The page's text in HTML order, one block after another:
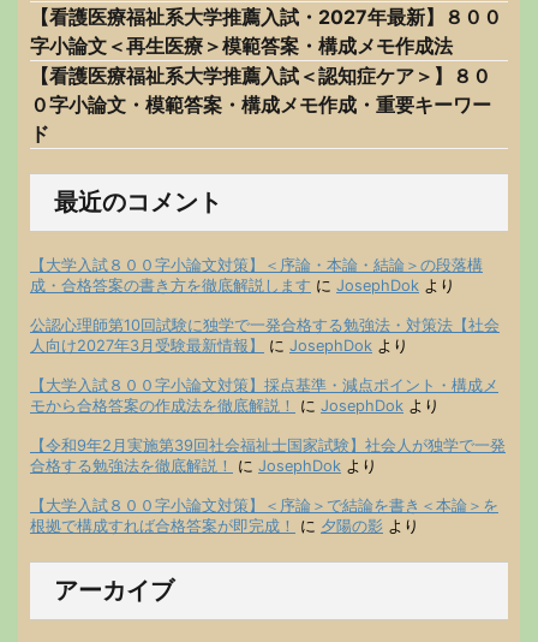
【看護医療福祉系大学推薦入試・2027年最新】８００
字小論文＜再生医療＞模範答案・構成メモ作成法
【看護医療福祉系大学推薦入試＜認知症ケア＞】８０
０字小論文・模範答案・構成メモ作成・重要キーワー
ド
最近のコメント
【大学入試８００字小論文対策】＜序論・本論・結論＞の段落構
成・合格答案の書き方を徹底解説します に JosephDok より
公認心理師第10回試験に独学で一発合格する勉強法・対策法【社会
人向け2027年3月受験最新情報】
に JosephDok より
【大学入試８００字小論文対策】採点基準・減点ポイント・構成メ
モから合格答案の作成法を徹底解説！
に JosephDok より
【令和9年2月実施第39回社会福祉士国家試験】社会人が独学で一発
合格する勉強法を徹底解説！
に JosephDok より
【大学入試８００字小論文対策】＜序論＞で結論を書き＜本論＞を
根拠で構成すれば合格答案が即完成！
に 夕陽の影 より
アーカイブ